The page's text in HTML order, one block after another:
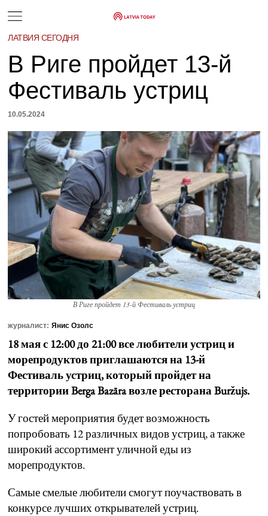
ЛАТВИЯ СЕГОДНЯ
В Риге пройдет 13-й
Фестиваль устриц
10.05.2024
В Риге пройдет 13-й Фестиваль устриц
журналист: Янис Озолс
18 мая с 12:00 до 21:00 все любители устриц и
морепродуктов приглашаются на 13-й
Фестиваль устриц, который пройдет на
территории Berga Bazāra возле ресторана Buržujs.
У гостей мероприятия будет возможность
попробовать 12 различных видов устриц, а также
широкий ассортимент уличной еды из
морепродуктов.
Самые смелые любители смогут поучаствовать в
конкурсе лучших открывателей устриц.